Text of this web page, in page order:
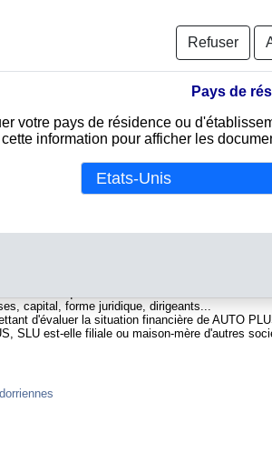
registre du commerce andorrien. Info-
contenant d'une part des informations
l'équivalent d'un Kbis et d'autres part des
fiabilité et la solvabilité de cette entreprise.
contiennent des informations telles que :
international permettant d'identifier chaque
: C'est l'équivalent du SIREN
capital, forme juridique, dirigeants...
d'évaluer la situation financière de AUTO
SLU est-elle filiale ou maison-mère d'autres
Refuser
Pays de
votre pays de résidence ou
information pour afficher les